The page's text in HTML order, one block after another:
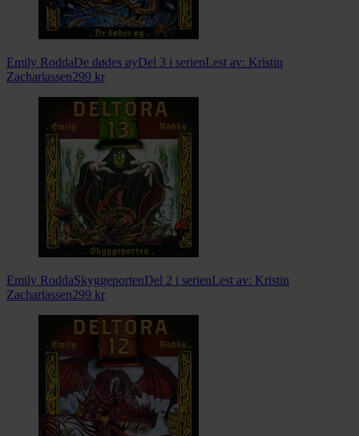
Emily RoddaDe dødes øyDel 3 i serienLest av: Kristin
Zachariassen299 kr
Emily RoddaSkyggeportenDel 2 i serienLest av: Kristin
Zachariassen299 kr